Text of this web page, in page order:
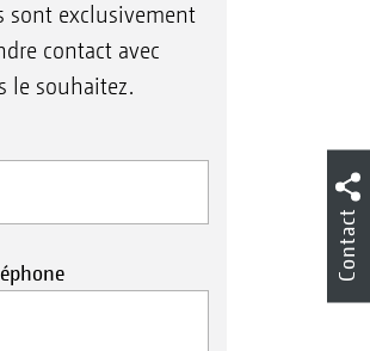
sont exclusivement
contact avec
le souhaitez.
Contact